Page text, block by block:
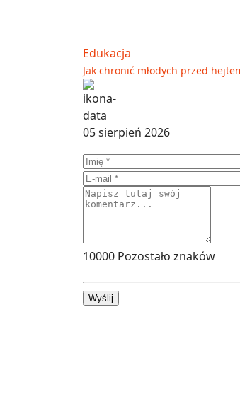
Edukacja
Jak chronić młodych przed
05 sierpień 2026
10000 Pozostało znaków
Wyślij